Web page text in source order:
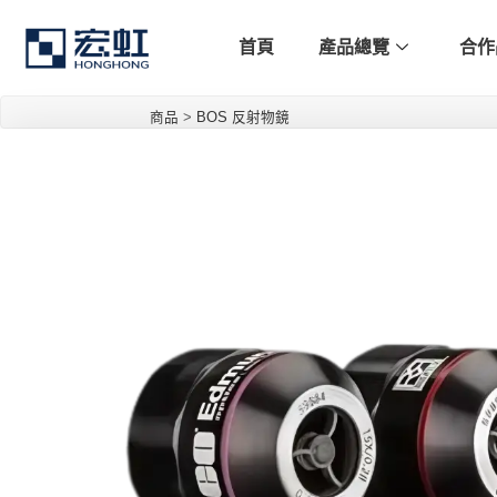
首頁 產品總覽 合
商品 > BOS 反射物鏡